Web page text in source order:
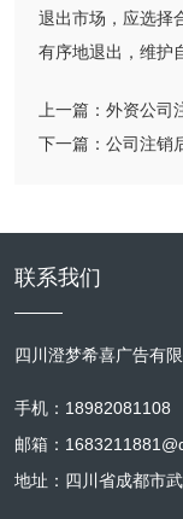
退出市场，应选择
有序地退出，维护
上一篇： 外资公司
下一篇： 公司注销
联系我们
四川澄梦希喜广告有
手机：18982081108
邮箱：
地址：四川省成都市